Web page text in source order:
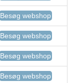
Besøg webshop
Besøg webshop
Besøg webshop
Besøg webshop